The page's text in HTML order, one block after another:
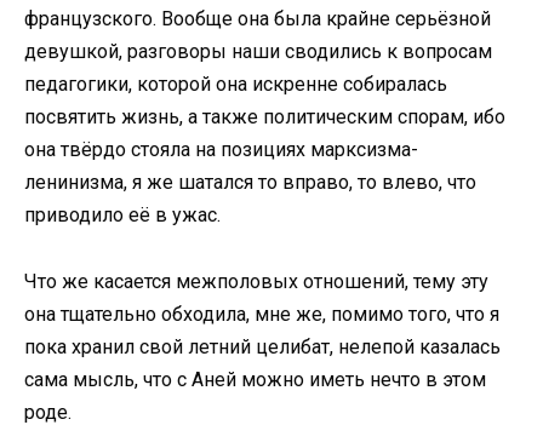
французского. Вообще она была крайне серьёзной
девушкой, разговоры наши сводились к вопросам
педагогики, которой она искренне собиралась
посвятить жизнь, а также политическим спорам, ибо
она твёрдо стояла на позициях марксизма-
ленинизма, я же шатался то вправо, то влево, что
приводило её в ужас.
Что же касается межполовых отношений, тему эту
она тщательно обходила, мне же, помимо того, что я
пока хранил свой летний целибат, нелепой казалась
сама мысль, что с Аней можно иметь нечто в этом
роде.